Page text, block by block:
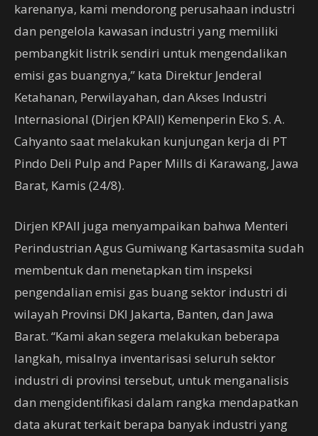
karenanya, kami mendorong perusahaan industri
dan pengelola kawasan industri yang memiliki
pembangkit listrik sendiri untuk mengendalikan
emisi gas buangnya,” kata Direktur Jenderal
Ketahanan, Perwilayahan, dan Akses Industri
Internasional (Dirjen KPAII) Kemenperin Eko S. A.
Cahyanto saat melakukan kunjungan kerja di PT
Pindo Deli Pulp and Paper Mills di Karawang, Jawa
Barat, Kamis (24/8).
Dirjen KPAII juga menyampaikan bahwa Menteri
Perindustrian Agus Gumiwang Kartasasmita sudah
membentuk dan menetapkan tim inspeksi
pengendalian emisi gas buang sektor industri di
wilayah Provinsi DKI Jakarta, Banten, dan Jawa
Barat. “Kami akan segera melakukan beberapa
langkah, misalnya inventarisasi seluruh sektor
industri di provinsi tersebut, untuk menganalisis
dan mengidentifikasi dalam rangka mendapatkan
data akurat terkait berapa banyak industri yang